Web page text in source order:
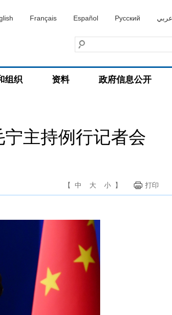
Français Español Русский عربي
组织 资料 政府信息公开
主持例行记者会
【 中 大 小 】 打印